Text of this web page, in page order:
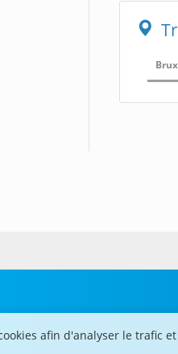
afin d'analyser le trafic